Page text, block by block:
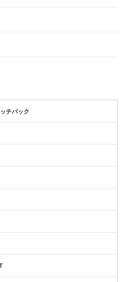
ローダウン
パワーシート
サーバー
横滑り防止装置
サポカー
ール
チバック